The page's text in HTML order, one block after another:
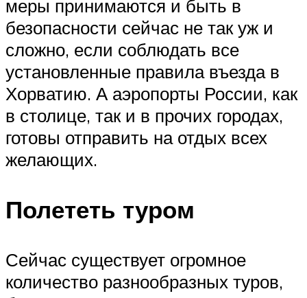
меры принимаются и быть в
безопасности сейчас не так уж и
сложно, если соблюдать все
установленные правила въезда в
Хорватию. А аэропорты России, как
в столице, так и в прочих городах,
готовы отправить на отдых всех
желающих.
Полететь туром
Сейчас существует огромное
количество разнообразных туров,